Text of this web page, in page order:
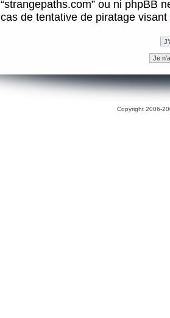
“strangepaths.com” ou ni phpBB
cas de tentative de piratage
Copyright 2006-